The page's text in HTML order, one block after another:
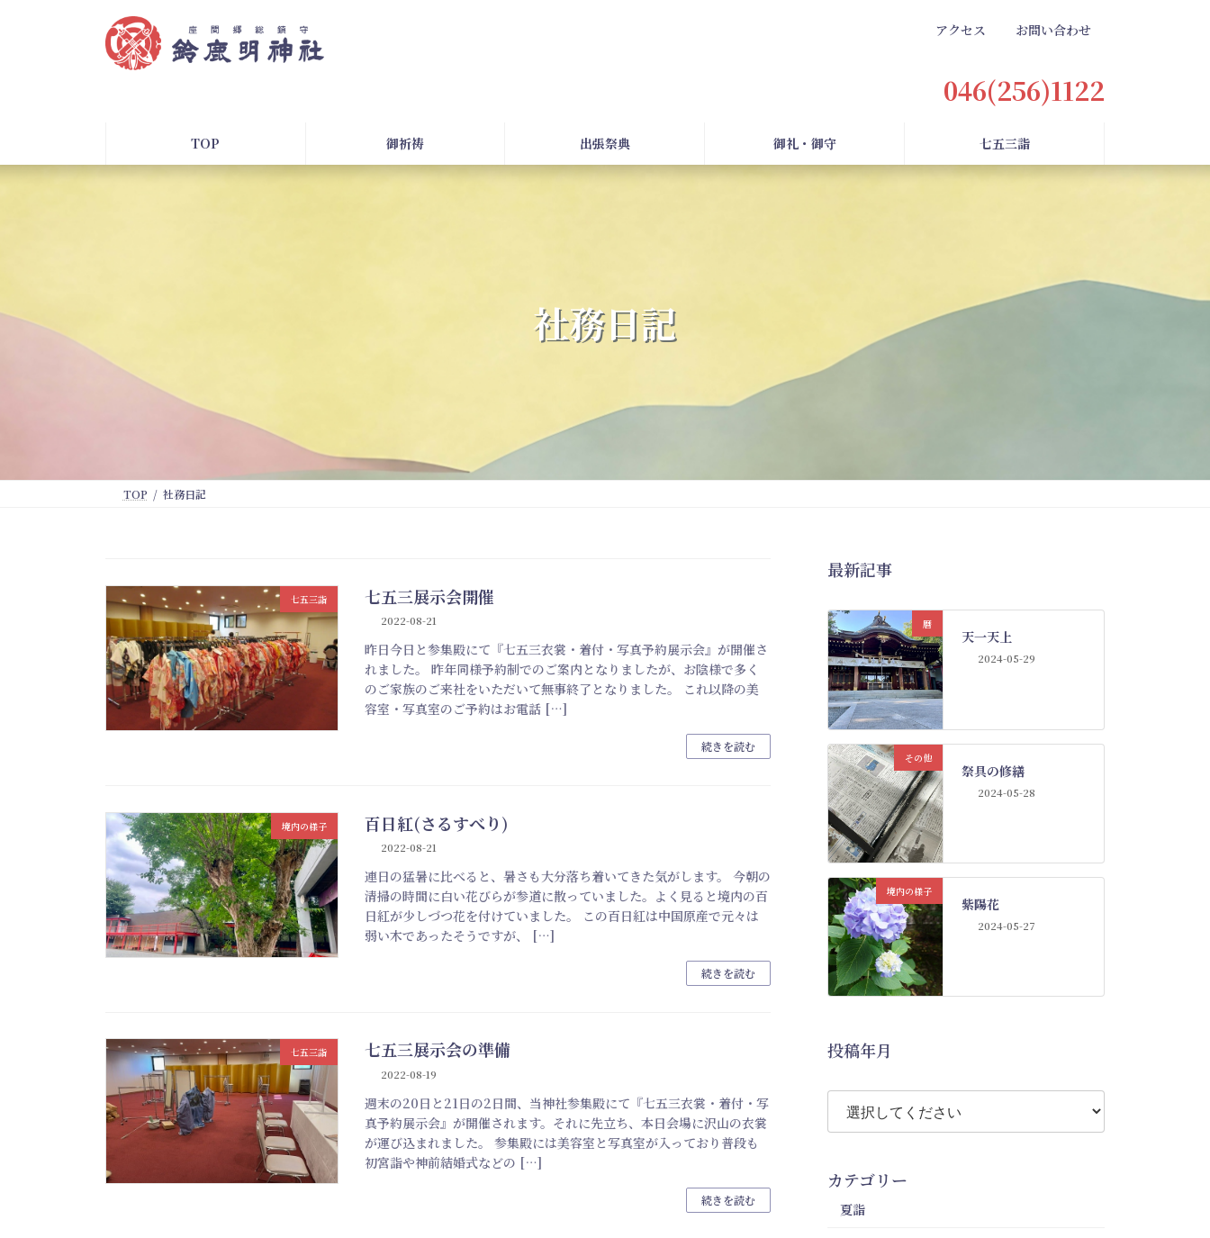
ッ
移
アクセス お問い合わせ
046(256)1122
TOP 御祈祷 出張祭典 御礼・御守 七五三詣
社務日記
TOP 社務日記
七五三詣 七五三展示会開催
2022-08-21
昨日今日と参集殿にて『七五三衣裳・着付・写真予約展示会』が開催さ
れました。 昨年同様予約制でのご案内となりましたが、お陰様で多く
のご家族のご来社をいただいて無事終了となりました。 これ以降の美
容室・写真室のご予約はお電話 […]
続きを読む
境内の様子 百日紅(さるすべり)
2022-08-21
連日の猛暑に比べると、暑さも大分落ち着いてきた気がします。 今朝の
清掃の時間に白い花びらが参道に散っていました。よく見ると境内の百
日紅が少しづつ花を付けていました。 この百日紅は中国原産で元々は
弱い木であったそうですが、 […]
続きを読む
七五三詣 七五三展示会の準備
2022-08-19
週末の20日と21日の2日間、当神社参集殿にて『七五三衣裳・着付・写
真予約展示会』が開催されます。それに先立ち、本日会場に沢山の衣裳
が運び込まれました。 参集殿には美容室と写真室が入っており普段も
初宮詣や神前結婚式などの […]
続きを読む
最新記事
暦
天一天上
2024-05-29
その他
祭具の修繕
2024-05-28
境内の様子
紫陽花
2024-05-27
投稿年月
カテゴリー
夏詣